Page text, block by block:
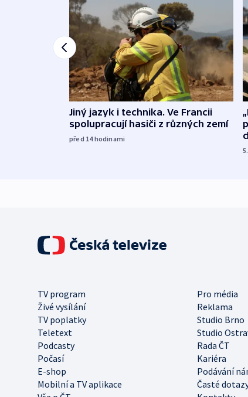
Jiný jazyk i technika. Ve Francii
spolupracují hasiči z různých zemí
před 14hodinami
TV program
Pro média
Živé vysílání
Reklama
TV poplatky
Studio Brno
Teletext
Studio
Podcasty
Rada ČT
Počasí
Kariéra
E-shop
Podávání
Mobilní a TV aplikace
Časté